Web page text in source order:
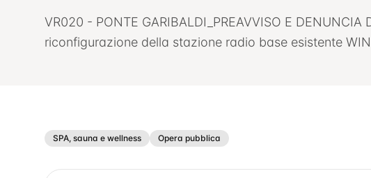
VR020 - PONTE GARIBALDI_PREAVVISO E DENUNCIA
riconfigurazione della stazione radio base esistente
SPA, sauna e wellness Opera pubblica